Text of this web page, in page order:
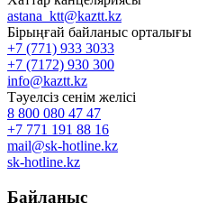
astana_ktt@kaztt.kz
Бірыңғай байланыс орталығы
+7 (771) 933 3033
+7 (7172) 930 300
info@kaztt.kz
Тәуелсіз сенім желісі
8 800 080 47 47
+7 771 191 88 16
mail@sk-hotline.kz
sk-hotline.kz
Байланыс